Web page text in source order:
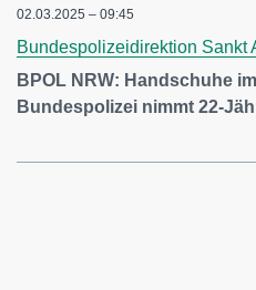
02.03.2025 – 09:45
Bundespolizeidirektion Sankt
BPOL NRW: Handschuhe
Bundespolizei nimmt 22-